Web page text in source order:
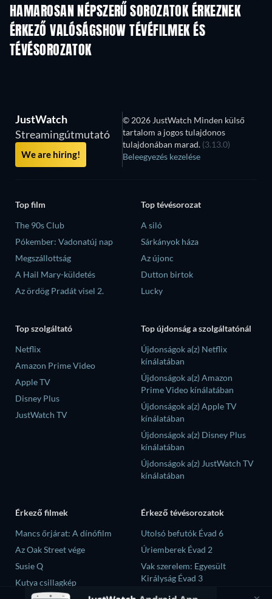
HAMAROSAN NÉPSZERŰ SOROZATOK ÉRKEZNEK
TV TV
ÉRKEZŐ VALÓSÁGSHOW TÉVÉFILMEK ÉS
TÉVÉSOROZATOK
Évad 3
JustWatch
Streamingútmutató
We are hiring!
© 2026 JustWatch Minden külső
tartalom a jogos tulajdonos
tulajdonában marad. (3.13.0)
Beleegyezés kezelése
Top film
The 90s Club
Pókember: Vadonatúj nap
Megszállottság
A Hail Mary-küldetés
Az ördög Pradát visel 2.
Top tévésorozat
A siló
Sárkányok háza
Az újonc
Dutton birtok
Lucky
Top szolgáltató
Netflix
Amazon Prime Video
Apple TV
Disney Plus
JustWatch TV
Top újdonság a szolgáltatónál
Újdonságok a(z) Netflix
kínálatában
Újdonságok a(z) Amazon
Prime Video kínálatában
Újdonságok a(z) Apple TV
kínálatában
Újdonságok a(z) Disney Plus
kínálatában
Újdonságok a(z) JustWatch TV
kínálatában
Érkező filmek
Mancs őrjárat: A dínófilm
Az Oak Street vége
Susie Q
Kutya csillagkép
Érkező tévésorozatok
Utolsó befutók Évad 6
Úriemberek Évad 2
Vak szerelem: Egyesült
Királyság Évad 3
Until the T-Shirt Dries Évad 1